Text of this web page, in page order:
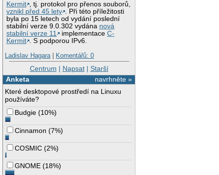
Kermit , tj. protokol pro přenos souborů,
vznikl před 45 lety . Při této příležitosti
byla po 15 letech od vydání poslední
stabilní verze 9.0.302 vydána nová
stabilní verze 11
implementaceC-
Kermit . S podporou IPv6.
Ladislav Hagara| Komentářů: 0
Centrum | Napsat| Starší
navrhněte »
Anketa
Které desktopové prostředí na Linuxu
používáte?
Budgie (10%)
Cinnamon (7%)
COSMIC (2%)
GNOME (18%)